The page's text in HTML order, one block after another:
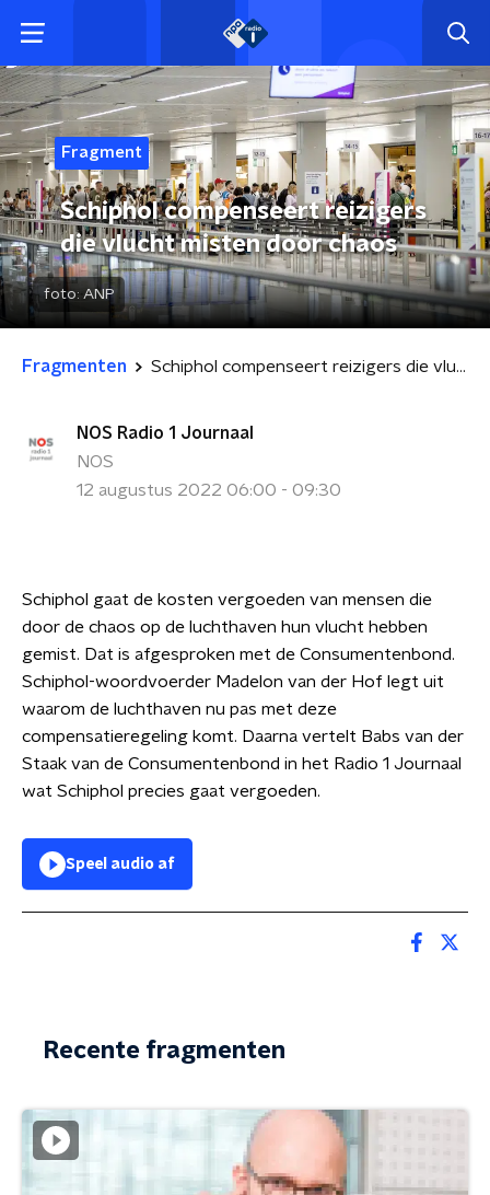
Fragment
Schiphol compenseert reizigers
die vlucht misten door chaos
foto: ANP
Fragmenten Schiphol compenseert reizigers die vlucht misten door chaos
NOS Radio 1 Journaal
NOS
12 augustus 2022 06:00 - 09:30
Schiphol gaat de kosten vergoeden van mensen die
door de chaos op de luchthaven hun vlucht hebben
gemist. Dat is afgesproken met de Consumentenbond.
Schiphol-woordvoerder Madelon van der Hof legt uit
waarom de luchthaven nu pas met deze
compensatieregeling komt. Daarna vertelt Babs van der
Staak van de Consumentenbond in het Radio 1 Journaal
wat Schiphol precies gaat vergoeden.
Speel audio af
Recente fragmenten